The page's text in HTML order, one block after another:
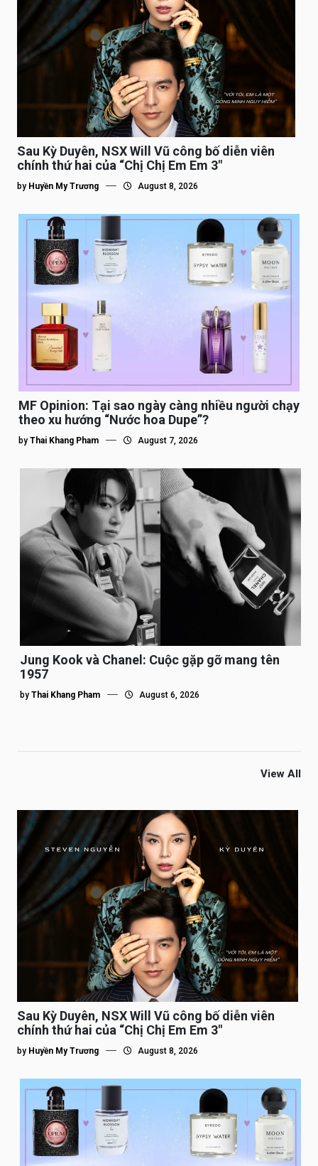
Sau Kỳ Duyên, NSX Will Vũ công bố diễn viên
chính thứ hai của “Chị Chị Em Em 3″
by Huyền My Trương August 8, 2026
MF Opinion: Tại sao ngày càng nhiều người chạy
theo xu hướng “Nước hoa Dupe”?
by Thai Khang Pham August 7, 2026
Jung Kook và Chanel: Cuộc gặp gỡ mang tên
1957
by Thai Khang Pham August 6, 2026
View All
Sau Kỳ Duyên, NSX Will Vũ công bố diễn viên
chính thứ hai của “Chị Chị Em Em 3″
by Huyền My Trương August 8, 2026